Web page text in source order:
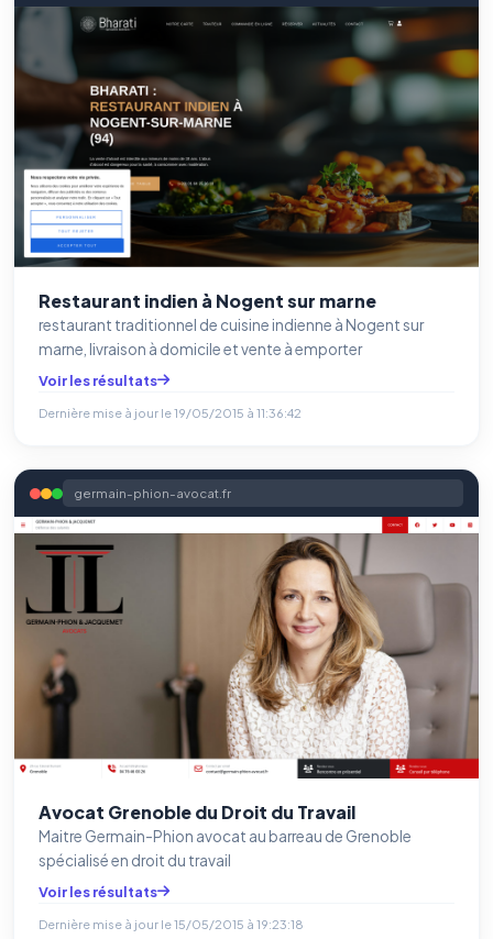
Restaurant indien à Nogent sur marne
restaurant traditionnel de cuisine indienne à Nogent sur
marne, livraison à domicile et vente à emporter
Voir les résultats
Dernière mise à jour le19/05/2015 à 11:36:42
germain-phion-avocat.fr
Avocat Grenoble du Droit du Travail
Maitre Germain-Phion avocat au barreau de Grenoble
spécialisé en droit du travail
Voir les résultats
Dernière mise à jour le15/05/2015 à 19:23:18